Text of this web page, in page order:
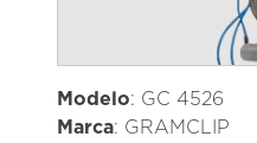
Modelo: GC 4526
Marca: GRAMCLIP